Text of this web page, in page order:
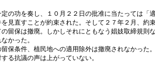
功を奏し、１０月２２日の批准に当たっては「
見直すことが約束された。そして２７年２月、約
留保は撤廃。しかしそれにともなう娼妓取締規則
かった。
条件、植民地への適用除外は撤廃されなかった
る抗議の声は上がっていない。